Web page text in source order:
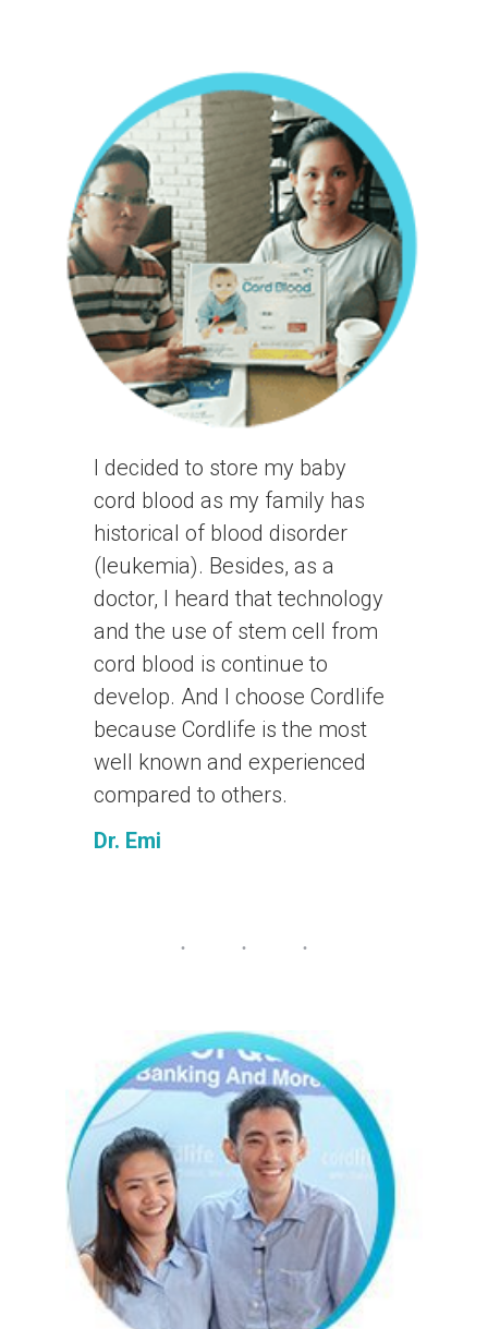
I decided to store my baby
cord blood as my family has
historical of blood disorder
(leukemia). Besides, as a
doctor, I heard that technology
and the use of stem cell from
cord blood is continue to
develop. And I choose Cordlife
because Cordlife is the most
well known and experienced
compared to others.
Dr. Emi